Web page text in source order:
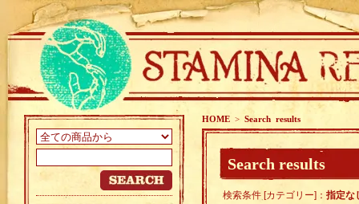
HOME > Search results
Search results
検索条件 [カテゴリー]： 指定な